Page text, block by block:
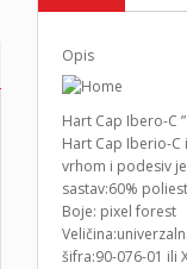
Opis
Hart Cap Ibero-C ”
Hart Cap Iberio-
vrhom i podesiv
sastav:60%
Boje: pixel forest
šifra:90-076-01 ili